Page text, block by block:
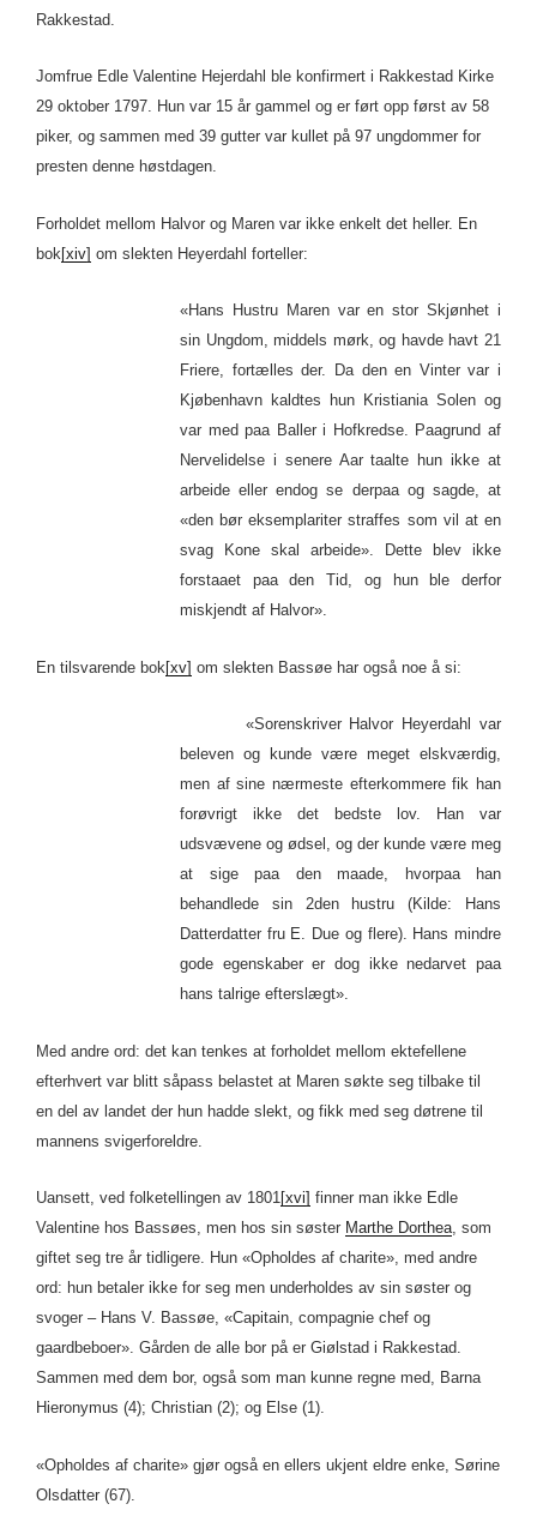
Rakkestad.
Jomfrue Edle Valentine Hejerdahl ble konfirmert i Rakkestad Kirke
29 oktober 1797. Hun var 15 år gammel og er ført opp først av 58
piker, og sammen med 39 gutter var kullet på 97 ungdommer for
presten denne høstdagen.
Forholdet mellom Halvor og Maren var ikke enkelt det heller. En
bok[xiv] om slekten Heyerdahl forteller:
«Hans Hustru Maren var en stor Skjønhet i
sin Ungdom, middels mørk, og havde havt 21
Friere, fortælles der. Da den en Vinter var i
Kjøbenhavn kaldtes hun Kristiania Solen og
var med paa Baller i Hofkredse. Paagrund af
Nervelidelse i senere Aar taalte hun ikke at
arbeide eller endog se derpaa og sagde, at
«den bør eksemplariter straffes som vil at en
svag Kone skal arbeide». Dette blev ikke
forstaaet paa den Tid, og hun ble derfor
miskjendt af Halvor».
En tilsvarende bok[xv] om slekten Bassøe har også noe å si:
«Sorenskriver Halvor Heyerdahl var
beleven og kunde være meget elskværdig,
men af sine nærmeste efterkommere fik han
forøvrigt ikke det bedste lov. Han var
udsvævene og ødsel, og der kunde være meg
at sige paa den maade, hvorpaa han
behandlede sin 2den hustru (Kilde: Hans
Datterdatter fru E. Due og flere). Hans mindre
gode egenskaber er dog ikke nedarvet paa
hans talrige efterslægt».
Med andre ord: det kan tenkes at forholdet mellom ektefellene
efterhvert var blitt såpass belastet at Maren søkte seg tilbake til
en del av landet der hun hadde slekt, og fikk med seg døtrene til
mannens svigerforeldre.
Uansett, ved folketellingen av 1801[xvi] finner man ikke Edle
Valentine hos Bassøes, men hos sin søster Marthe Dorthea, som
giftet seg tre år tidligere. Hun «Opholdes af charite», med andre
ord: hun betaler ikke for seg men underholdes av sin søster og
svoger – Hans V. Bassøe, «Capitain, compagnie chef og
gaardbeboer». Gården de alle bor på er Giølstad i Rakkestad.
Sammen med dem bor, også som man kunne regne med, Barna
Hieronymus (4); Christian (2); og Else (1).
«Opholdes af charite» gjør også en ellers ukjent eldre enke, Sørine
Olsdatter (67).